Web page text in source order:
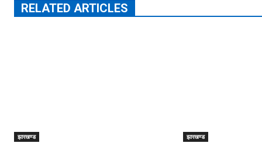
RELATED ARTICLES
झारखण्ड झारखण्ड